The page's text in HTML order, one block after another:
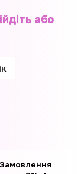
або